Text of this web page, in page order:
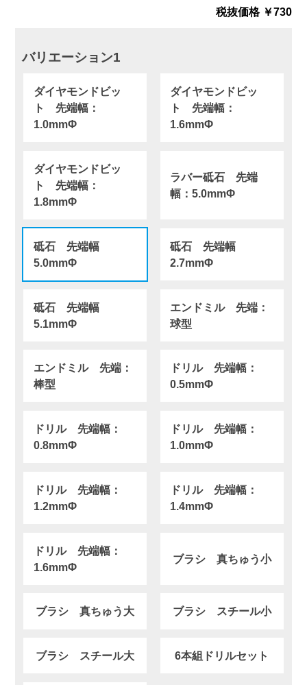
税抜価格 ￥730
バリエーション1
ダイヤモンドビッ
ト 先端幅：
1.0mmΦ
ダイヤモンドビッ
ト 先端幅：
1.6mmΦ
ダイヤモンドビッ
ト 先端幅：
1.8mmΦ
ラバー砥石 先端
幅：5.0mmΦ
砥石 先端幅
5.0mmΦ
砥石 先端幅
2.7mmΦ
砥石 先端幅
5.1mmΦ
エンドミル 先端：
球型
エンドミル 先端：
棒型
ドリル 先端幅：
0.5mmΦ
ドリル 先端幅：
0.8mmΦ
ドリル 先端幅：
1.0mmΦ
ドリル 先端幅：
1.2mmΦ
ドリル 先端幅：
1.4mmΦ
ドリル 先端幅：
1.6mmΦ
ブラシ 真ちゅう小
ブラシ 真ちゅう大 ブラシ スチール小
ブラシ スチール大 6本組ドリルセット